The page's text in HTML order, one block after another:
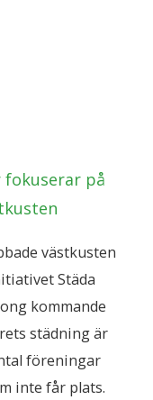
västkusten
Städa
kommande
städning är
föreningar
inte får plats.